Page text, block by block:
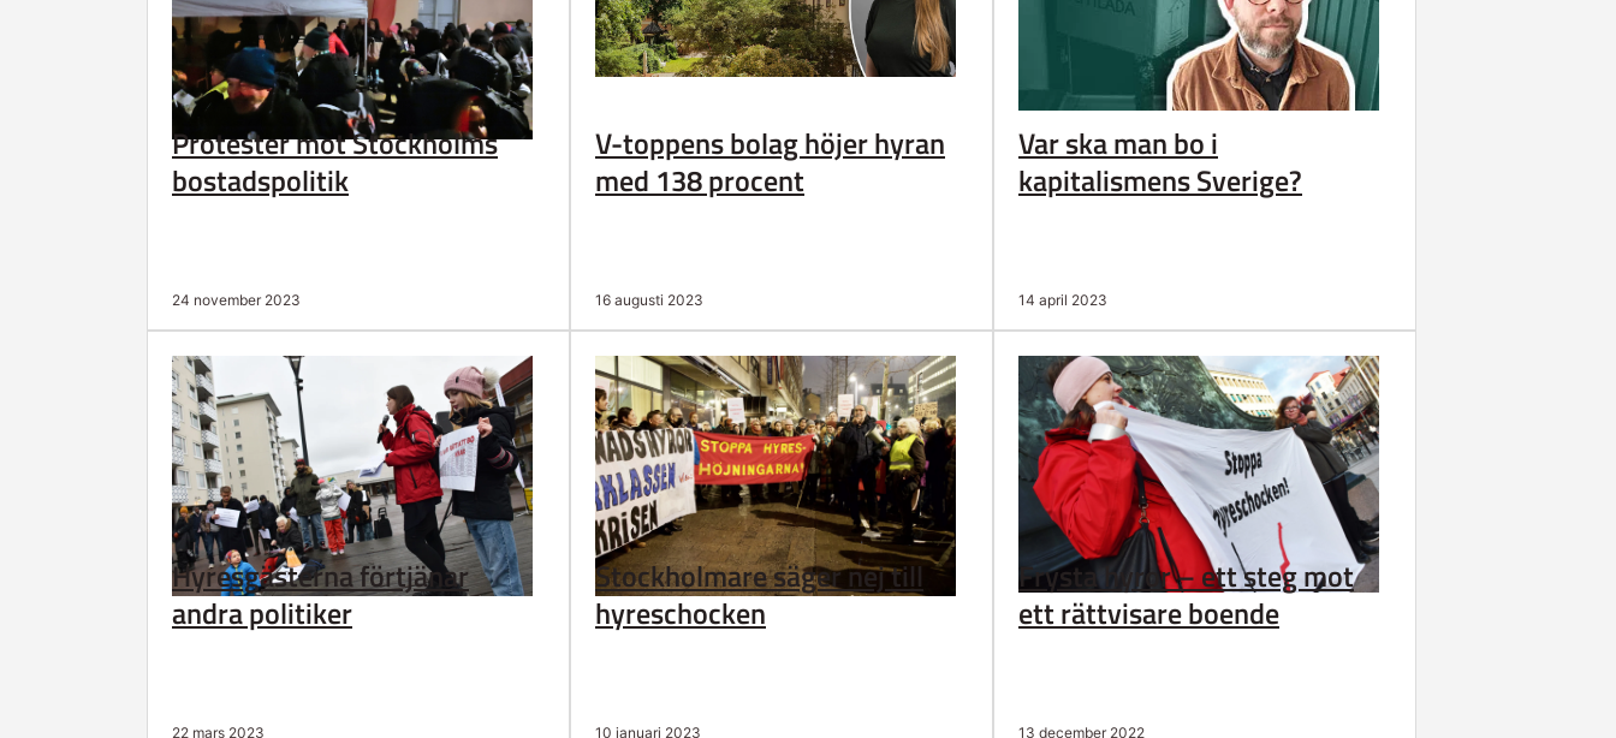
Protester mot Stockholms
bostadspolitik
24 november 2023
V-toppens bolag höjer hyran
med 138 procent
16 augusti 2023
Var ska man bo i
kapitalismens Sverige?
14 april 2023
Hyresgästerna förtjänar
andra politiker
22 mars 2023
Stockholmare säger nej till
hyreschocken
10 januari 2023
Frysta hyror – ett steg mot
ett rättvisare boende
13 december 2022